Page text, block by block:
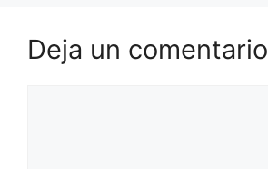
Deja un comentario